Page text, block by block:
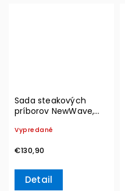
Sada steakových
príborov NewWave,
Boch
Vypredané
€130,90
Detail